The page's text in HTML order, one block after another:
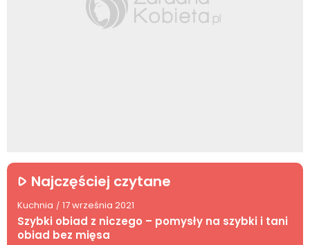
Najczęściej czytane
Kuchnia / 17 września 2021
Szybki obiad z niczego – pomysły na szybki i tani
obiad bez mięsa